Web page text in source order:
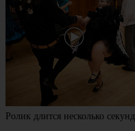
Ролик длится несколько